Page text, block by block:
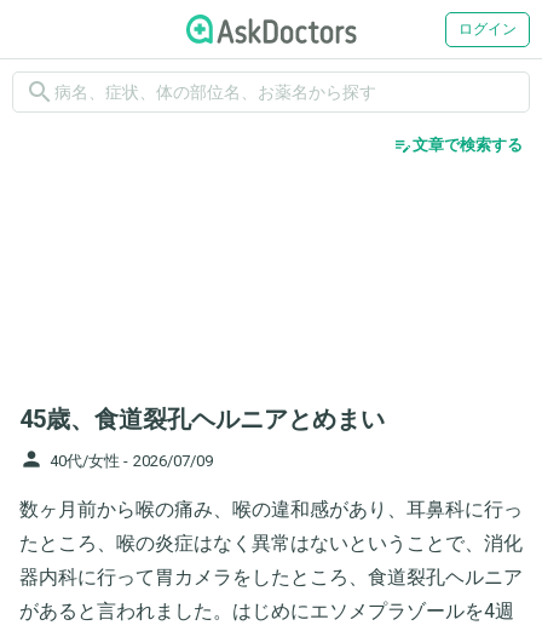
ログイン
search
edit_note文章で検索する
45歳、食道裂孔ヘルニアとめまい
person 40代/女性 - 2026/07/09
数ヶ月前から喉の痛み、喉の違和感があり、耳鼻科に行っ
たところ、喉の炎症はなく異常はないということで、消化
器内科に行って胃カメラをしたところ、食道裂孔ヘルニア
があると言われました。はじめにエソメプラゾールを4週